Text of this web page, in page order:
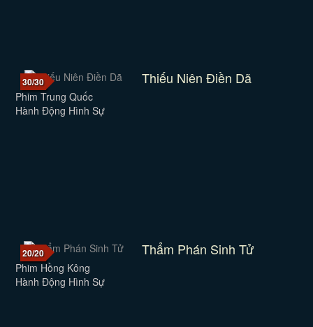
30/30 Thiếu Niên Điền Dã
Phim Trung Quốc
Hành Động Hình Sự
20/20 Thẩm Phán Sinh Tử
Phim Hồng Kông
Hành Động Hình Sự